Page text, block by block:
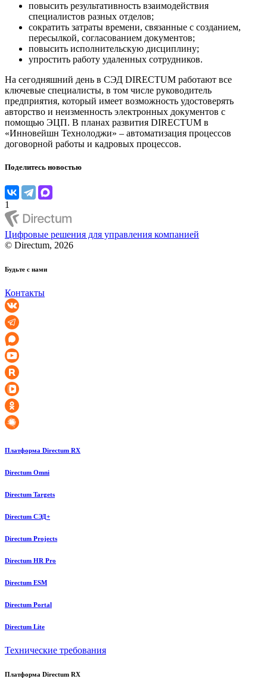
повысить результативность взаимодействия
специалистов разных отделов;
сократить затраты времени, связанные с созданием,
пересылкой, согласованием документов;
повысить исполнительскую дисциплину;
упростить работу удаленных сотрудников.
На сегодняшний день в СЭД DIRECTUM работают все
ключевые специалисты, в том числе руководитель
предприятия, который имеет возможность удостоверять
авторство и неизменность электронных документов с
помощью ЭЦП. В планах развития DIRECTUM в
«Инновейшн Технолоджи» – автоматизация процессов
договорной работы и кадровых процессов.
Поделитесь новостью
1
Цифровые решения для управления компанией
© Directum, 2026
Будьте с нами
Контакты
Платформа Directum RX
Directum Omni
Directum Targets
Directum СЭД+
Directum Projects
Directum HR Pro
Directum ESM
Directum Portal
Directum Lite
Технические требования
Платформа Directum RX